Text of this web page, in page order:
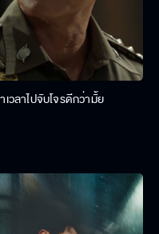
าเวลาไปจับโจรดีกว่ามั้ย